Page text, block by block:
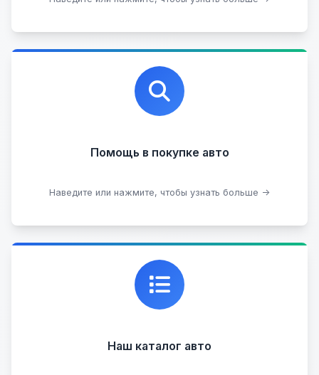
Помощь в покупке авто
Наведите или нажмите, чтобы узнать больше →
Профессиональная помощь в выборе автомобиля
на любых торговых площадках с проверкой
юридической чистоты.
Подобрать авто
Наш каталог авто
Каталог проверенных автомобилей в отличном
состоянии, где вы можете найти подробную
информацию о каждом авто.